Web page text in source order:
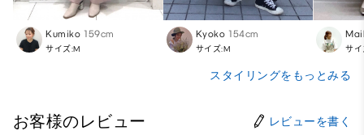
Kumiko 159cm
サイズ:M
Kyoko 154cm
サイズ:M サ
スタイリングをもっとみる
お客様のレビュー レビューを書く